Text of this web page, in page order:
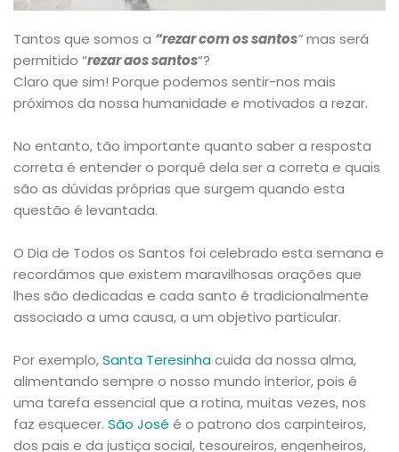
Tantos que somos a “rezar com os santos”mas será
permitido “rezar aos santos“?
Claro que sim! Porque podemos sentir-nos mais
próximos da nossa humanidade e motivados a rezar.
No entanto, tão importante quanto saber a resposta
correta é entender o porquê dela ser a correta e quais
são as dúvidas próprias que surgem quando esta
questão é levantada.
O Dia de Todos os Santos foi celebrado esta semana e
recordámos que existem maravilhosas orações que
lhes são dedicadas e cada santo é tradicionalmente
associado a uma causa, a um objetivo particular.
Por exemplo,Santa Teresinhacuida da nossa alma,
alimentando sempre o nosso mundo interior, pois é
uma tarefa essencial que a rotina, muitas vezes, nos
faz esquecer. São José é o patrono dos carpinteiros,
dos pais e da justiça social, tesoureiros, engenheiros,